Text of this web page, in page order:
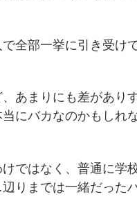
全部一挙に引き受け
あまりにも差があり
にバカなのかもしれ
ではなく、普通に学
りまでは一緒だったハ